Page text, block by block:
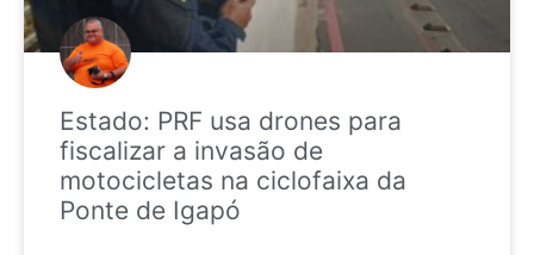
Estado: PRF usa drones para
fiscalizar a invasão de
motocicletas na ciclofaixa da
Ponte de Igapó